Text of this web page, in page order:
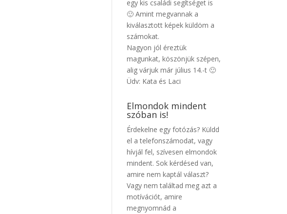
egy kis családi segítséget is
🙂 Amint megvannak a
kiválasztott képek küldöm a
számokat.
Nagyon jól éreztük
magunkat, köszönjük szépen,
alig várjuk már július 14.-t 🙂
Üdv: Kata és Laci
Elmondok mindent
szóban is!
Érdekelne egy fotózás? Küldd
el a telefonszámodat, vagy
hívjál fel, szívesen elmondok
mindent. Sok kérdésed van,
amire nem kaptál választ?
Vagy nem találtad meg azt a
motívációt, amire
megnyomnád a